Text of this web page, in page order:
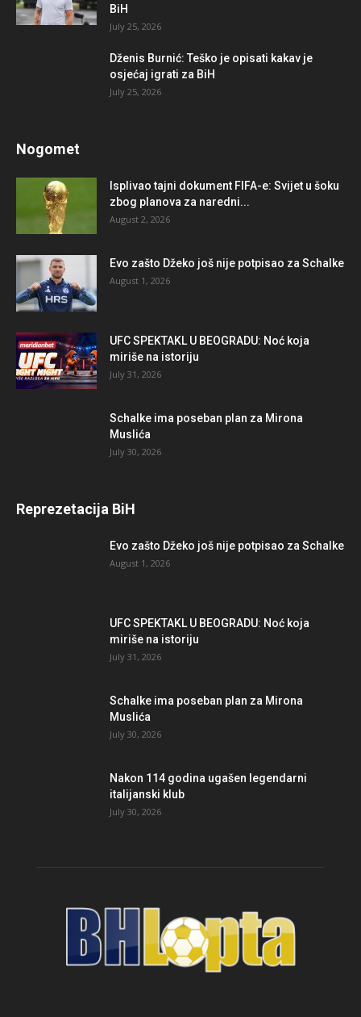
BiH
July 25, 2026
Dženis Burnić: Teško je opisati kakav je
osjećaj igrati za BiH
July 25, 2026
Nogomet
Isplivao tajni dokument FIFA-e: Svijet u šoku
zbog planova za naredni...
August 2, 2026
Evo zašto Džeko još nije potpisao za Schalke
August 1, 2026
UFC SPEKTAKL U BEOGRADU: Noć koja
miriše na istoriju
July 31, 2026
Schalke ima poseban plan za Mirona
Muslića
July 30, 2026
Reprezetacija BiH
Evo zašto Džeko još nije potpisao za Schalke
August 1, 2026
UFC SPEKTAKL U BEOGRADU: Noć koja
miriše na istoriju
July 31, 2026
Schalke ima poseban plan za Mirona
Muslića
July 30, 2026
Nakon 114 godina ugašen legendarni
italijanski klub
July 30, 2026